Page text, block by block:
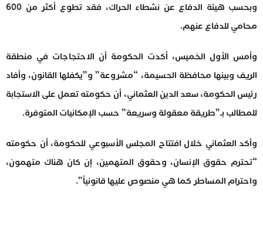
وبحسب هيئة الدفاع عن نشطاء الحراك، فقد تطوع أكثر من 600
محامي للدفاع عنهم.
وأمس الأول الخميس، أكدت الحكومة أن الاحتجاجات في منطقة
الريف وبينها محافظة الحسيمة، “مشروعة” و”يكفلها القانون، وأفاد
رئيس الحكومة، سعد الدين العثماني، أن حكومته تعمل على الاستجابة
للمطالب بـ”طريقة معقولة وسريعة” حسب الإمكانيات المتوفرة.
وأكد العثماني خلال افتتاح المجلس الأسبوعي للحكومة، أن حكومته
“تحترم حقوق الإنسان، وحقوق المتهمين، إن كان هناك متهمون،
واحترام المساطر كما هي منصوص عليها قانونياً”.